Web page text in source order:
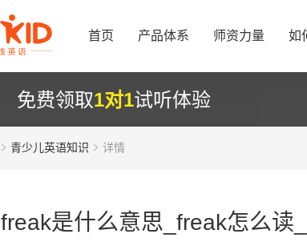
首页 产品体系 师资力量 如
免费领取1对1试听体验
青少儿英语知识 详情
freak是什么意思_freak怎么读